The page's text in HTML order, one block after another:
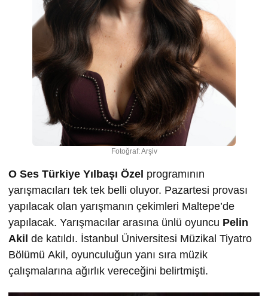
Fotoğraf: Arşiv
O Ses Türkiye Yılbaşı Özel programının
yarışmacıları tek tek belli oluyor. Pazartesi provası
yapılacak olan yarışmanın çekimleri Maltepe’de
yapılacak. Yarışmacılar arasına ünlü oyuncu Pelin
Akil de katıldı. İstanbul Üniversitesi Müzikal Tiyatro
Bölümü Akil, oyunculuğun yanı sıra müzik
çalışmalarına ağırlık vereceğini belirtmişti.